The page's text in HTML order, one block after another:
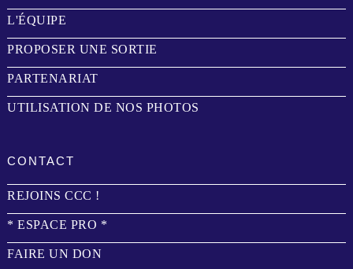
L'ÉQUIPE
PROPOSER UNE SORTIE
PARTENARIAT
UTILISATION DE NOS PHOTOS
CONTACT
REJOINS CCC !
* ESPACE PRO *
FAIRE UN DON